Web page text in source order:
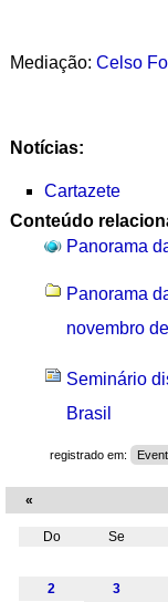
Mediação: Celso
Notícias:
Cartazete
Conteúdo
Panorama
Panorama
novembro
Seminário
Brasil
registrado em:
«
Do Se
2
3